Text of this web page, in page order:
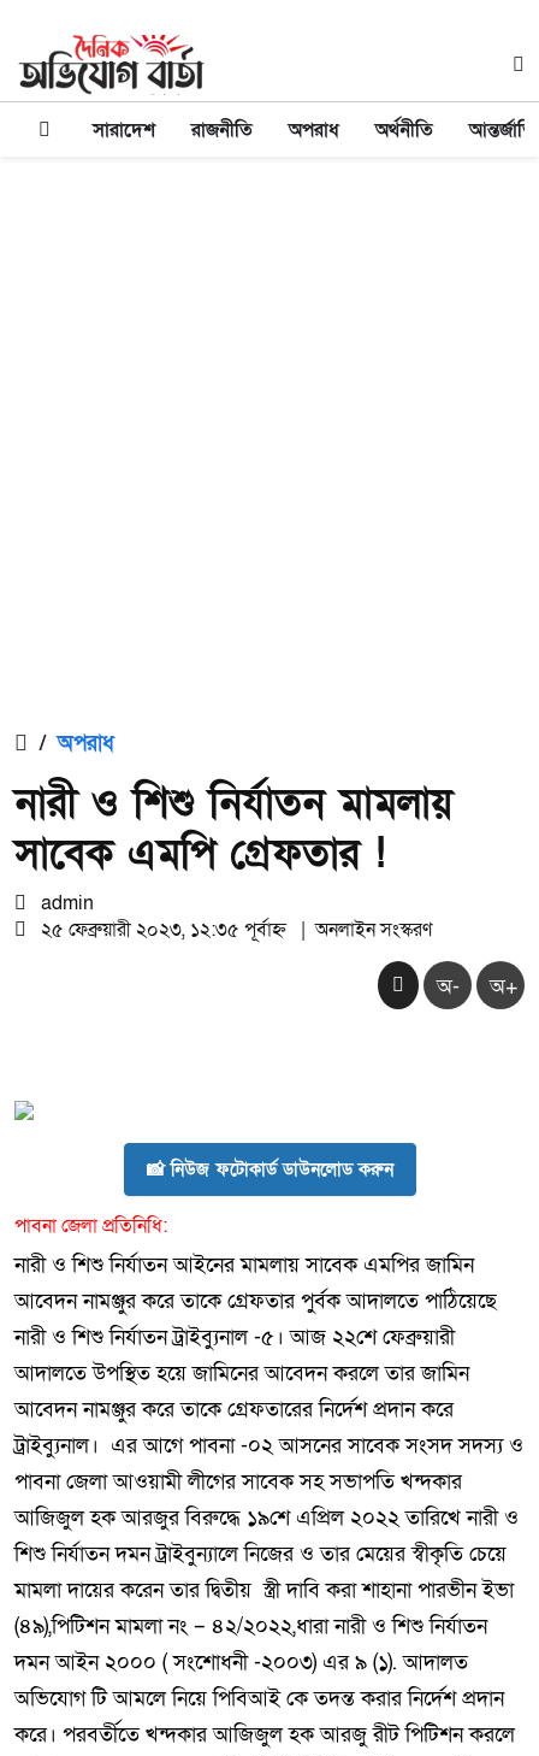
সারাদেশ রাজনীতি অপরাধ অর্থনীতি
/ অপরাধ
নারী ও শিশু নির্যাতন মামলায়
সাবেক এমপি গ্রেফতার !
admin
২৫ ফেব্রুয়ারী ২০২৩, ১২:৩৫ পূর্বাহ্ন | অনলাইন সংস্করণ
অ- অ+
📸 নিউজ ফটোকার্ড ডাউনলোড করুন
পাবনা জেলা প্রতিনিধি:
নারী ও শিশু নির্যাতন আইনের মামলায় সাবেক এমপির জামিন
আবেদন নামঞ্জুর করে তাকে গ্রেফতার পু্র্বক আদালতে পাঠিয়েছে
নারী ও শিশু নির্যাতন ট্রাইব্যুনাল -৫। আজ ২২শে ফেব্রুয়ারী
আদালতে উপস্থিত হয়ে জামিনের আবেদন করলে তার জামিন
আবেদন নামঞ্জুর করে তাকে গ্রেফতারের নির্দেশ প্রদান করে
ট্রাইব্যুনাল। এর আগে পাবনা -০২ আসনের সাবেক সংসদ সদস্য ও
পাবনা জেলা আওয়ামী লীগের সাবেক সহ সভাপতি খন্দকার
আজিজুল হক আরজুর বিরুদ্ধে ১৯শে এপ্রিল ২০২২ তারিখে নারী ও
শিশু নির্যাতন দমন ট্রাইবুন্যালে নিজের ও তার মেয়ের স্বীকৃতি চেয়ে
মামলা দায়ের করেন তার দ্বিতীয় স্ত্রী দাবি করা শাহানা পারভীন ইভা
(৪৯),পিটিশন মামলা নং – ৪২/২০২২,ধারা নারী ও শিশু নির্যাতন
দমন আইন ২০০০ ( সংশোধনী -২০০৩) এর ৯ (১). আদালত
অভিযোগ টি আমলে নিয়ে পিবিআই কে তদন্ত করার নির্দেশ প্রদান
করে। পরবর্তীতে খন্দকার আজিজুল হক আরজু রীট পিটিশন করলে